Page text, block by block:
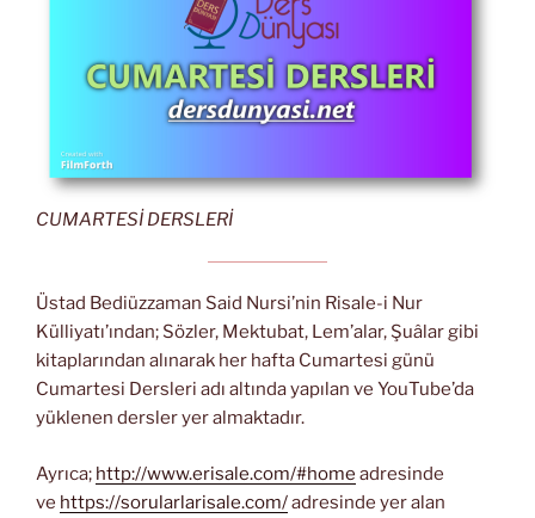
CUMARTESİ DERSLERİ
Üstad Bediüzzaman Said Nursi’nin Risale-i Nur
Külliyatı’ından; Sözler, Mektubat, Lem’alar, Şuâlar gibi
kitaplarından alınarak her hafta Cumartesi günü
Cumartesi Dersleri adı altında yapılan ve YouTube’da
yüklenen dersler yer almaktadır.
Ayrıca; http://www.erisale.com/#home adresinde
ve https://sorularlarisale.com/adresinde yer alan